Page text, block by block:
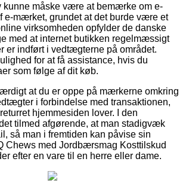
kunne måske være at bemærke om e-
e-mærket, grundet at det burde være et
virksomheden opfylder de danske
med at internet butikken regelmæssigt
er indført i vedtægterne på området.
for at få assistance, hvis du
som følge af dit køb.
at du er oppe på mærkerne omkring
i forbindelse med transaktionen,
hjemmesiden lover. I den
tilmed afgørende, at man stadigvæk
så man i fremtiden kan påvise sin
Chews med Jordbærsmag Kosttilskud
efter en vare til en herre eller dame.